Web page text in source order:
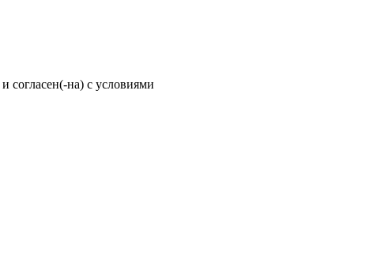
и согласен(-на) с условиями